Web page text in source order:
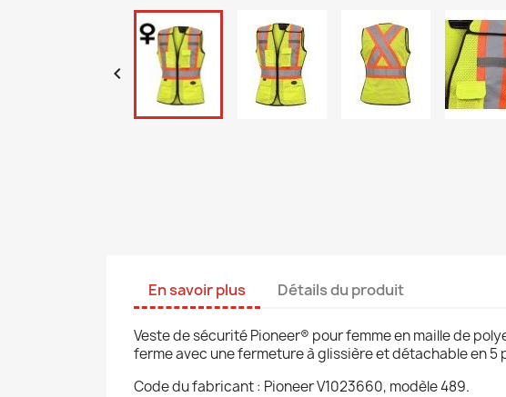

En savoir plus Détails du produit
Veste de sécurité Pioneer® pour femme enmaille de
ferme avec une fermeture à glissière et détachable en 5
Code du fabricant : Pioneer V1023660, modèle 489.